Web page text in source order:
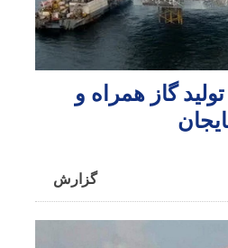
گاز همراه و
گزارش